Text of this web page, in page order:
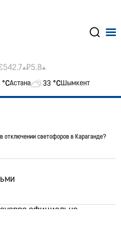
₽5.8
°CАстана 33 °CШымкент
отключении светофоров в Караганде?
официально
стартуют от 60 млн